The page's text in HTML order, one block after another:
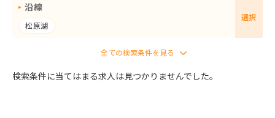
沿線
松原湖
選択
検索条件に当てはまる求人は見つかりませんでした。